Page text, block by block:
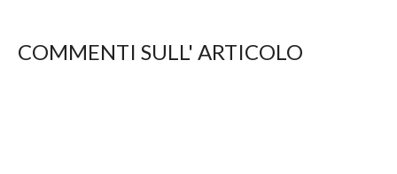
COMMENTI SULL' ARTICOLO